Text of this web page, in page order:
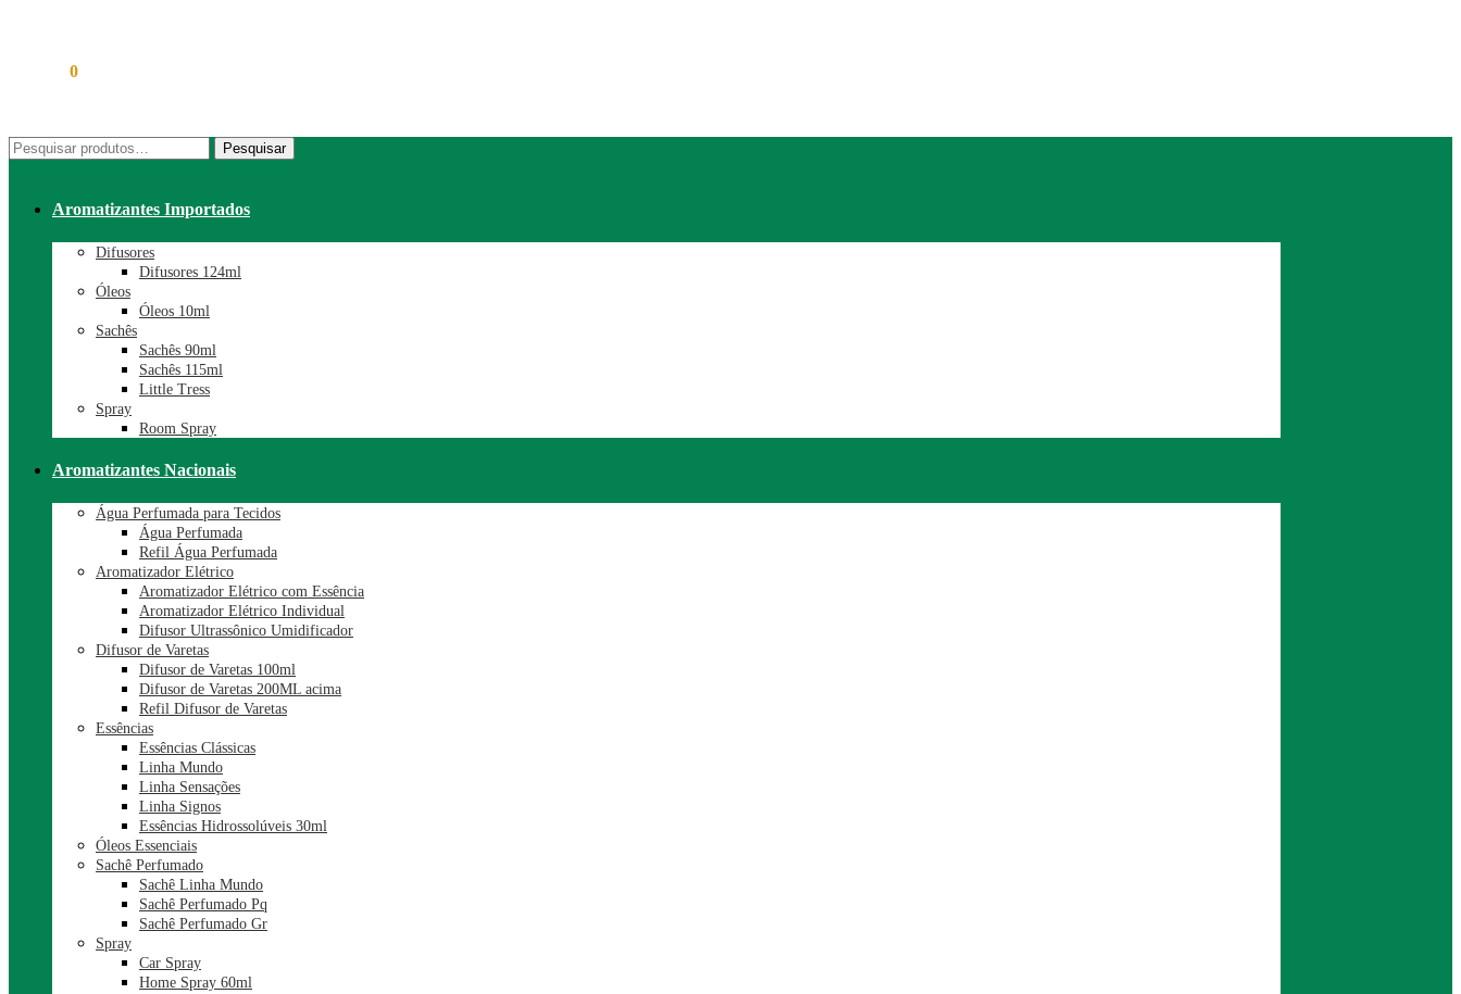
0
Pesquisar
por:
Pesquisar
Aromatizantes Importados
Difusores
Difusores 124ml
Óleos
Óleos 10ml
Sachês
Sachês 90ml
Sachês 115ml
Little Tress
Spray
Room Spray
Aromatizantes Nacionais
Água Perfumada para Tecidos
Água Perfumada
Refil Água Perfumada
Aromatizador Elétrico
Aromatizador Elétrico com Essência
Aromatizador Elétrico Individual
Difusor Ultrassônico Umidificador
Difusor de Varetas
Difusor de Varetas 100ml
Difusor de Varetas 200ML acima
Refil Difusor de Varetas
Essências
Essências Clássicas
Linha Mundo
Linha Sensações
Linha Signos
Essências Hidrossolúveis 30ml
Óleos Essenciais
Sachê Perfumado
Sachê Linha Mundo
Sachê Perfumado Pq
Sachê Perfumado Gr
Spray
Car Spray
Home Spray 60ml